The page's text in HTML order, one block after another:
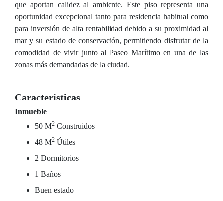
que aportan calidez al ambiente. Este piso representa una
oportunidad excepcional tanto para residencia habitual como
para inversión de alta rentabilidad debido a su proximidad al
mar y su estado de conservación, permitiendo disfrutar de la
comodidad de vivir junto al Paseo Marítimo en una de las
zonas más demandadas de la ciudad.
Características
Inmueble
50 M2 Construidos
48 M2 Útiles
2 Dormitorios
1 Baños
Buen estado